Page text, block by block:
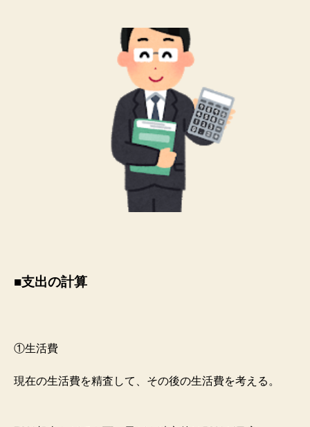
■支出の計算
①生活費
現在の生活費を精査して、その後の生活費を考える。